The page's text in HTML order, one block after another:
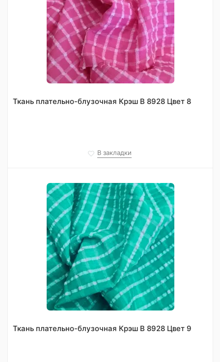
Ткань плательно-блузочная Крэш В 8928 Цвет 8
В закладки
Ткань плательно-блузочная Крэш В 8928 Цвет 9